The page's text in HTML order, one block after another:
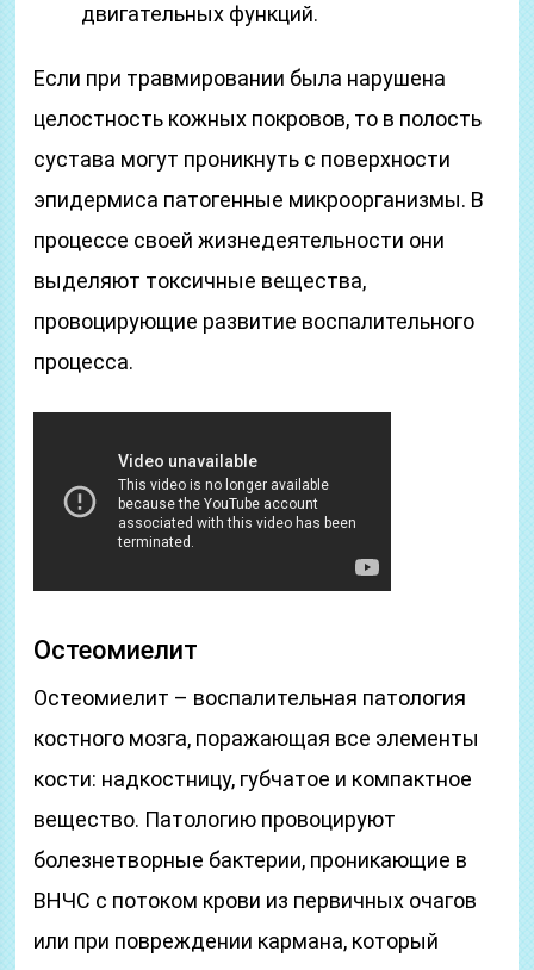
двигательных функций.
Если при травмировании была нарушена
целостность кожных покровов, то в полость
сустава могут проникнуть с поверхности
эпидермиса патогенные микроорганизмы. В
процессе своей жизнедеятельности они
выделяют токсичные вещества,
провоцирующие развитие воспалительного
процесса.
Остеомиелит
Остеомиелит – воспалительная патология
костного мозга, поражающая все элементы
кости: надкостницу, губчатое и компактное
вещество. Патологию провоцируют
болезнетворные бактерии, проникающие в
ВНЧС с потоком крови из первичных очагов
или при повреждении кармана, который